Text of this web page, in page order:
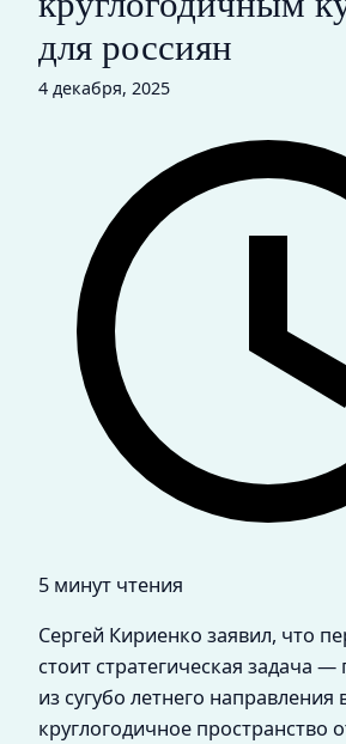
для россиян
4 декабря, 2025
5 минут чтения
Сергей Кириенко заявил, что
стоит стратегическая задача —
из сугубо летнего
круглогодичное пространство